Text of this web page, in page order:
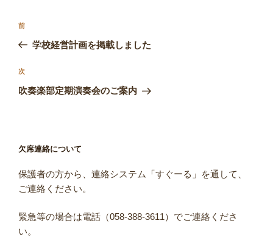
投
ビ
ゲ
ン
前
の
稿
前
学校経営計画を掲載しました
次
の
次
吹奏楽部定期演奏会のご案内
欠席連絡について
保護者の方から、連絡システム「すぐーる」を通して、
ご連絡ください。
緊急等の場合は電話（058-388-3611）でご連絡くださ
い。